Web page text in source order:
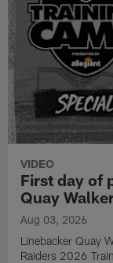
VIDEO
First day of
Quay
Aug 03, 2026
Linebacker Quay
Raiders 2026